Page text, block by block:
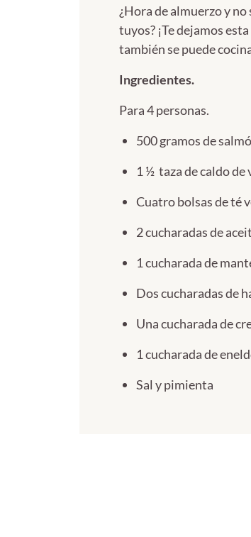
¿Hora de almuerzo y
tuyos? ¡Te dejamos
también se puede
Ingredientes.
Para 4 personas.
500 gramos de
1 ½ taza de caldo de
Cuatro bolsas de té
2 cucharadas de
1 cucharada de
Dos cucharadas de
Una cucharada de
1 cucharada de
Sal y pimienta